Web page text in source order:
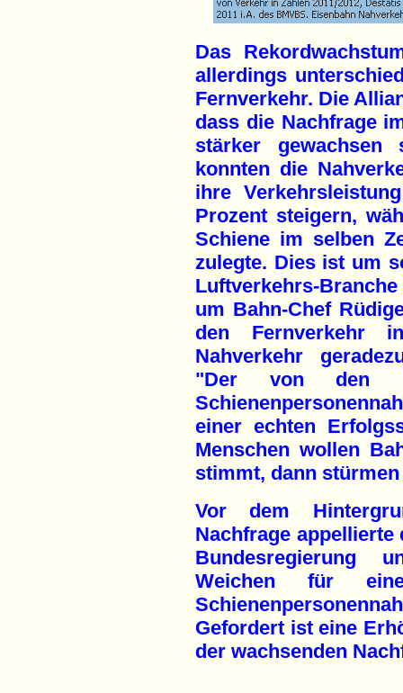
Das
allerdings
Fernverkehr. Die
dass die Nachfrage
stärker
konnten die
ihre
Prozent steigern,
Schiene im selben
zulegte. Dies ist um
Luftverkehrs-
um Bahn-Chef
den Fernverkehr
Nahverkehr
"Der von den
einer echten
Menschen wollen
stimmt, dann
Vor dem
Nachfrage
Bundesregierung
Weichen für
Gefordert ist eine
der wachsenden